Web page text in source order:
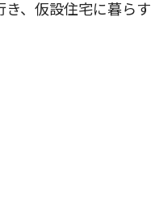
、仮設住宅に暮ら